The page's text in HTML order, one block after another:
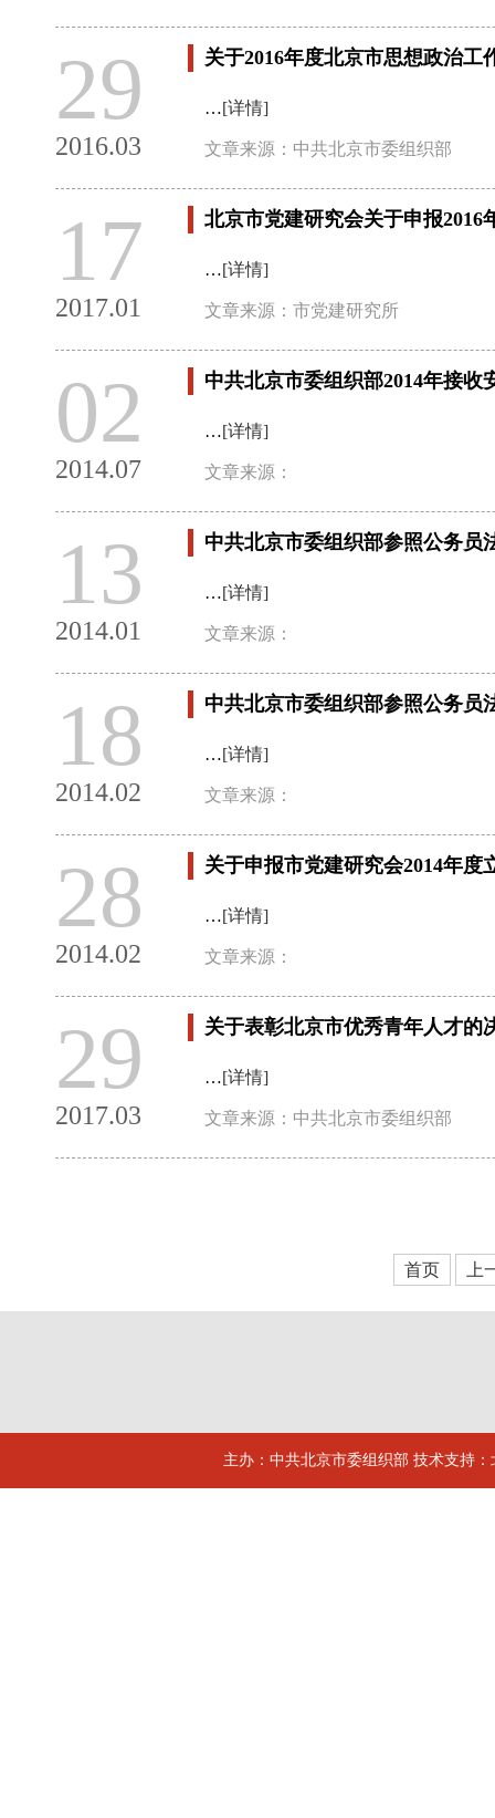
29
2016.03
关于2016年度北京市思想政治
…[详情]
文章来源：中共北京市委组织部
17
2017.01
北京市党建研究会关于申报2016
…[详情]
文章来源：市党建研究所
02
2014.07
中共北京市委组织部2014年接
…[详情]
文章来源：
13
2014.01
中共北京市委组织部参照公务员
…[详情]
文章来源：
18
2014.02
中共北京市委组织部参照公务员
…[详情]
文章来源：
28
2014.02
关于申报市党建研究会2014年度
…[详情]
文章来源：
29
2017.03
关于表彰北京市优秀青年人才的
…[详情]
文章来源：中共北京市委组织部
首页 上
主办：中共北京市委组织部 技术支持